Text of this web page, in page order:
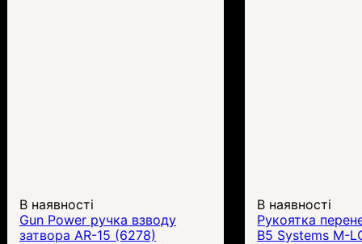
В наявності
Gun Power ручка взводу
затвора AR-15 (6278)
В наявності
Рукоятка
B5 Systems M-